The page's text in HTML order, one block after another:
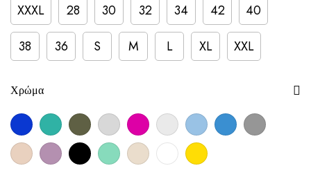
XXXL
28 30 32 34 42
40
38
36 S M L XL XXL
Χρώμα